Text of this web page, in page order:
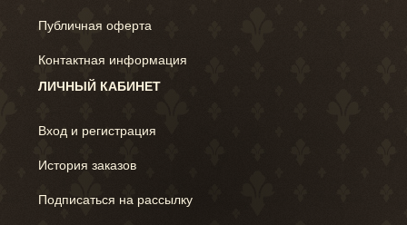
Публичная оферта
Контактная информация
ЛИЧНЫЙ КАБИНЕТ
Вход и регистрация
История заказов
Подписаться на рассылку